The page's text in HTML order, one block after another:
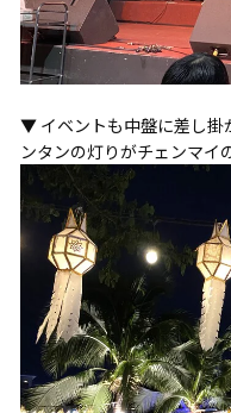
▼ イベントも中盤に差し掛
ンタンの灯りがチェンマイ